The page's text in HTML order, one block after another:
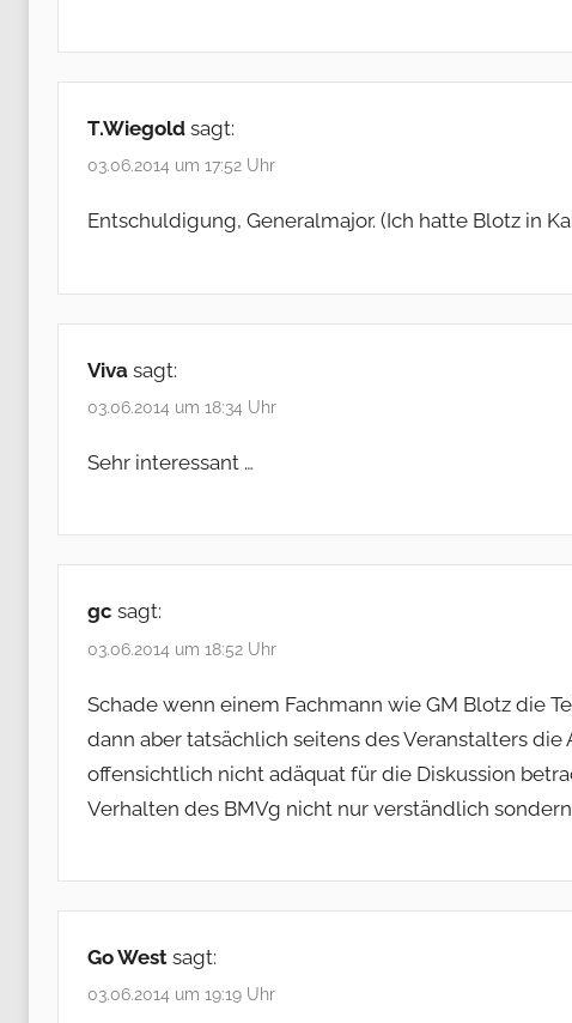
T.Wiegold sagt:
03.06.2014 um 17:52 Uhr
Entschuldigung, Generalmajor. (Ich hatte Blotz in
Viva sagt:
03.06.2014 um 18:34 Uhr
Sehr interessant …
gc sagt:
03.06.2014 um 18:52 Uhr
Schade wenn einem Fachmann wie GM Blotz die
dann aber tatsächlich seitens des Veranstalters
offensichtlich nicht adäquat für die Diskussion
Verhalten des BMVg nicht nur verständlich
Go West sagt:
03.06.2014 um 19:19 Uhr